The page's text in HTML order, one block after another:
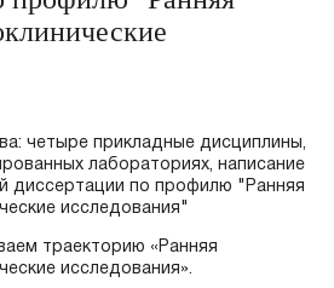
траекторию «Ранняя
исследования».